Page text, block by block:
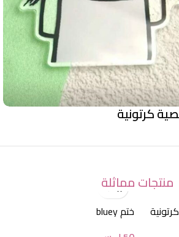
كرتونية
منتجات مماثلة
ختم bluey